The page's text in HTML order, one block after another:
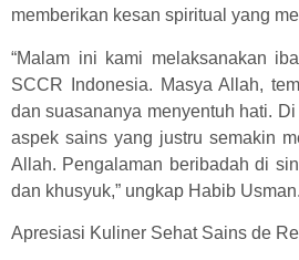
memberikan kesan spiritual yang
“Malam ini kami melaksanakan
SCCR Indonesia. Masya Allah,
dan suasananya menyentuh hati.
aspek sains yang justru semakin
Allah. Pengalaman beribadah di
dan khusyuk,” ungkap Habib Usman.
Apresiasi Kuliner Sehat Sains de